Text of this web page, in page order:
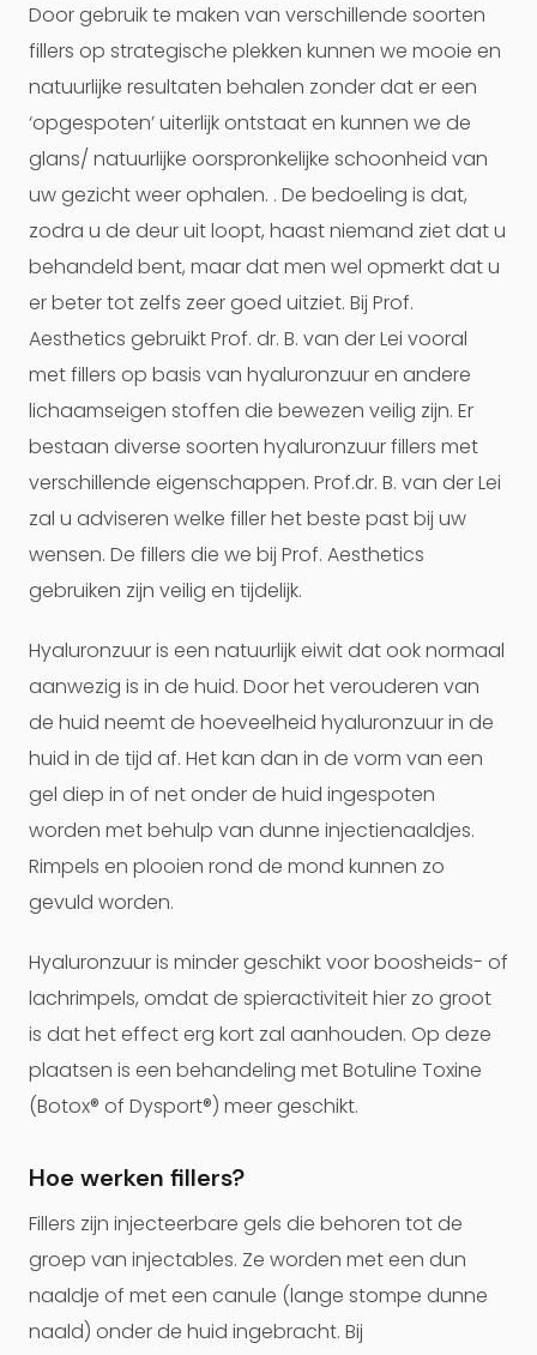
Door gebruik te maken van verschillende soorten
fillers op strategische plekken kunnen we mooie en
natuurlijke resultaten behalen zonder dat er een
‘opgespoten’ uiterlijk ontstaat en kunnen we de
glans/ natuurlijke oorspronkelijke schoonheid van
uw gezicht weer ophalen. . De bedoeling is dat,
zodra u de deur uit loopt, haast niemand ziet dat u
behandeld bent, maar dat men wel opmerkt dat u
er beter tot zelfs zeer goed uitziet. Bij Prof.
Aesthetics gebruikt Prof. dr. B. van der Lei vooral
met fillers op basis van hyaluronzuur en andere
lichaamseigen stoffen die bewezen veilig zijn. Er
bestaan diverse soorten hyaluronzuur fillers met
verschillende eigenschappen. Prof.dr. B. van der Lei
zal u adviseren welke filler het beste past bij uw
wensen. De fillers die we bij Prof. Aesthetics
gebruiken zijn veilig en tijdelijk.
Hyaluronzuur is een natuurlijk eiwit dat ook normaal
aanwezig is in de huid. Door het verouderen van
de huid neemt de hoeveelheid hyaluronzuur in de
huid in de tijd af. Het kan dan in de vorm van een
gel diep in of net onder de huid ingespoten
worden met behulp van dunne injectienaaldjes.
Rimpels en plooien rond de mond kunnen zo
gevuld worden.
Hyaluronzuur is minder geschikt voor boosheids- of
lachrimpels, omdat de spieractiviteit hier zo groot
is dat het effect erg kort zal aanhouden. Op deze
plaatsen is een behandeling met Botuline Toxine
(Botox® of Dysport®) meer geschikt.
Hoe werken fillers?
Fillers zijn injecteerbare gels die behoren tot de
groep van injectables. Ze worden met een dun
naaldje of met een canule (lange stompe dunne
naald) onder de huid ingebracht. Bij